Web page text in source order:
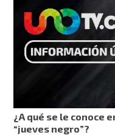
¿A qué se le conoce
“jueves negro”?